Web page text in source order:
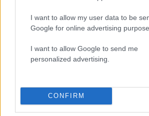
I want to allow my user data to be
Google for online advertising
I want to allow Google to send me
personalized advertising.
CONFIRM
Γερμανία: Συνελήφθη
ανθρωποκτονίες μελών της
πρώην σύζυγος του Βασίλη
131 Canadair 515: Οι πρώτες
κατασκευή του